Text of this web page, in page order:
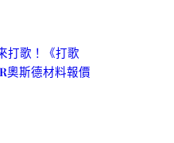
打歌！《打歌
奧斯德材料報價